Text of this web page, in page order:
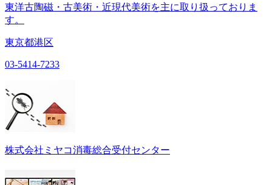
東洋古陶磁・古美術・近現代美術を主に取り扱っておりま
す。
東京都港区
03-5414-7233
株式会社ミヤコ消毒総合受付センター